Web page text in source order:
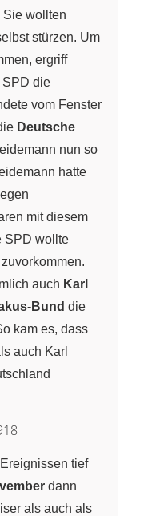
Sie wollten
stürzen. Um
ergriff
SPD die
vom Fenster
Deutsche
nun so
hatte
mit diesem
SPD wollte
auch Karl
Bund die
kam es, dass
auch Karl
tief
dann
als auch als